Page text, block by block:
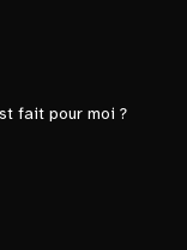
fait pour moi ?